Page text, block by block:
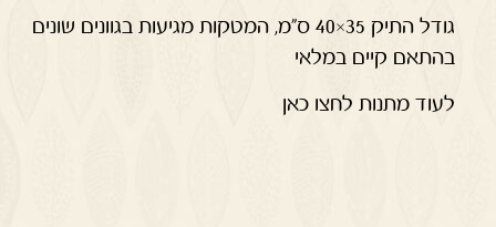
גודל התיק 35×40 ס"מ, המטקות מגיעות בגוונים שונים
בהתאם קיים במלאי
לעוד מתנות לחצו כאן